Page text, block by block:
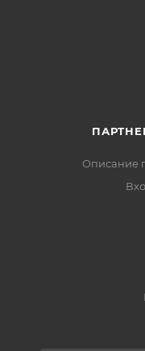
Описание